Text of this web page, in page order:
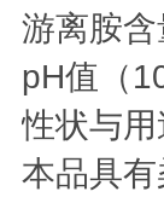
游离胺
pH值（
性状与
本品具